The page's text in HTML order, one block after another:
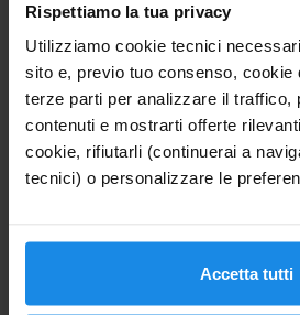
Rispettiamo la tua privacy
Utilizziamo cookie tecnici
sito e, previo tuo consenso, cookie
terze parti per analizzare il traffico,
contenuti e mostrarti offerte
cookie, rifiutarli (continuerai a
tecnici) o personalizzare le
Accetta tutti
HOTEL NORGE
★★★★
Trentino
CHECK-IN
28 NOV 2026
Sabato
30
Lunedì